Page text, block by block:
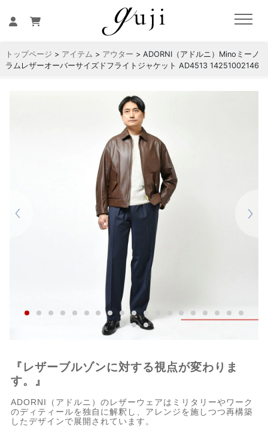
トップページ > アイテム > アウター > ADORNI（アドルニ）Minoミーノ
ラムレザーオーバーサイズドフライトジャケット AD4513 14251002146
『レザーブルゾンに対する視点が変わりま
す。』
ADORNI（アドルニ）のレザーウェアはミリタリーやワーク
のディティールを独自に解釈し、アレンジを施しつつ再構築
したデザインで展開されています。